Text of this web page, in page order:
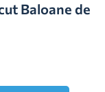
Baloane de